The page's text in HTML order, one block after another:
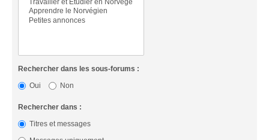
Rechercher dans les sous-forums :
Oui
Non
Rechercher dans :
Titres et messages